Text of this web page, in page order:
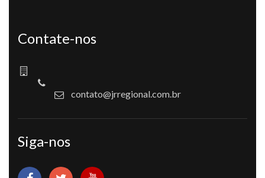
Contate-nos
contato@jrregional.com.br
Siga-nos